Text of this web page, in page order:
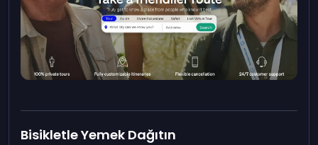
Bisikletle Yemek Dağıtın